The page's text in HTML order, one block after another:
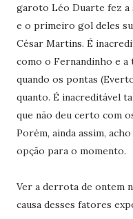
garoto Léo Duarte fez
e o primeiro gol deles
César Martins. É
como o Fernandinho e
quando os pontas
quanto. É inacreditável
que não deu certo com
Porém, ainda assim,
opção para o momento.
Ver a derrota de ontem
causa desses fatores